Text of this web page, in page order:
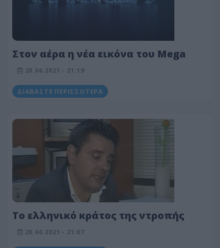
Στον αέρα η νέα εικόνα του Mega
28.06.2021 - 21:19
ΔΙΑΒΆΣΤΕ ΠΕΡΙΣΣΌΤΕΡΑ
Το ελληνικό κράτος της ντροπής
28.06.2021 - 21:07